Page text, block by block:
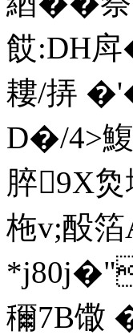
餀:
耬/挵
D�/4>
脺9X
柂v;酘
穪7B馓